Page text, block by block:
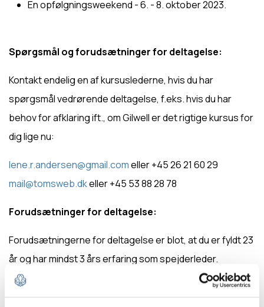
En opfølgningsweekend - 6. - 8. oktober 2023.
Spørgsmål og forudsætninger for deltagelse:
Kontakt endelig en af kursuslederne, hvis du har
spørgsmål vedrørende deltagelse, f.eks. hvis du har
behov for afklaring ift., om Gilwell er det rigtige kursus for
dig lige nu:
lene.r.andersen@gmail.comeller +45 26 21 60 29
mail@tomsweb.dkeller +45 53 88 28 78
Forudsætninger for deltagelse:
Forudsætningerne for deltagelse er blot, at du er fyldt 23
år og har mindst 3 års erfaring som spejderleder.
Bemærk:
Det er en varm anbefaling men ikke et krav, at